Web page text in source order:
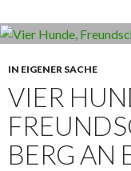
IN EIGENER SACHE
VIER
BERG AN